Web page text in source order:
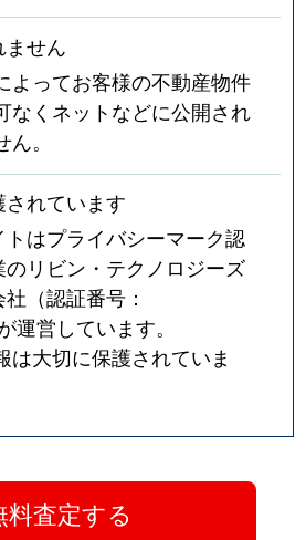
せん
よってお客様の不動産物件
なくネットなどに公開され
。
れています
トはプライバシーマーク認
のリビン・テクノロジーズ
（認証番号：
運営しています。
は大切に保護されていま